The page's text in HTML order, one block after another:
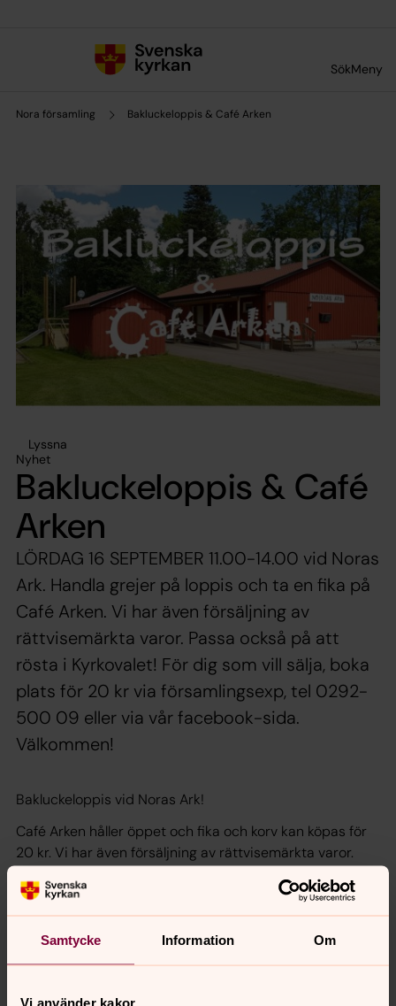
Samtycke Information Om
Vi använder kakor
SökMeny
Nora församling Bakluckeloppis & Café Arken
Lyssna
Nyhet
Bakluckeloppis & Café
Arken
LÖRDAG 16 SEPTEMBER 11.00-14.00 vid Noras
Ark. Handla grejer på loppis och ta en fika på
Café Arken. Vi har även försäljning av
rättvisemärkta varor. Passa också på att
rösta i Kyrkovalet! För dig som vill sälja, boka
plats för 20 kr via församlingsexp, tel 0292-
500 09 eller via vår facebook-sida.
Välkommen!
Bakluckeloppis vid Noras Ark!
Café Arken håller öppet och fika och korv kan köpas för
20 kr. Vi har även försäljning av rättvisemärkta varor.
Alla intäkter går till ett barnprojekt i Uganda.
Välkommen!